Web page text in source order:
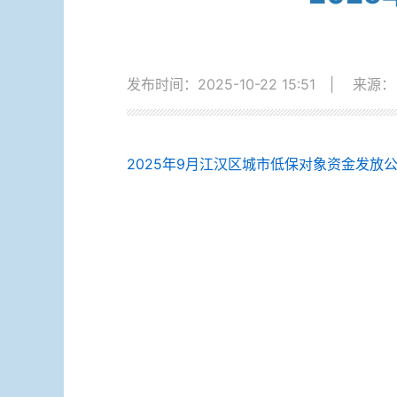
发布时间：2025-10-22 15:51 来源：
2025年9月江汉区城市低保对象资金发放